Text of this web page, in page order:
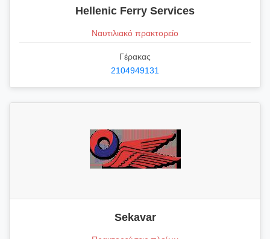
Hellenic Ferry Services
Ναυτιλιακό πρακτορείο
Γέρακας
2104949131
Sekavar